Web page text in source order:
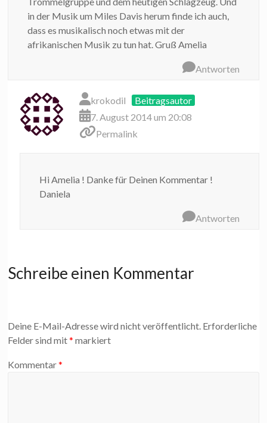
in der Musik um Miles Davis herum finde ich auch,
dass es musikalisch noch etwas mit der
afrikanischen Musik zu tun hat. Gruß Amelia
Antworten
krokodil
Beitragsautor
7. August 2014 um 20:08
Permalink
Hi Amelia ! Danke für Deinen Kommentar !
Daniela
Antworten
Schreibe einen Kommentar
Deine E-Mail-Adresse wird nicht veröffentlicht. Erforderliche
Felder sind mit* markiert
Kommentar*